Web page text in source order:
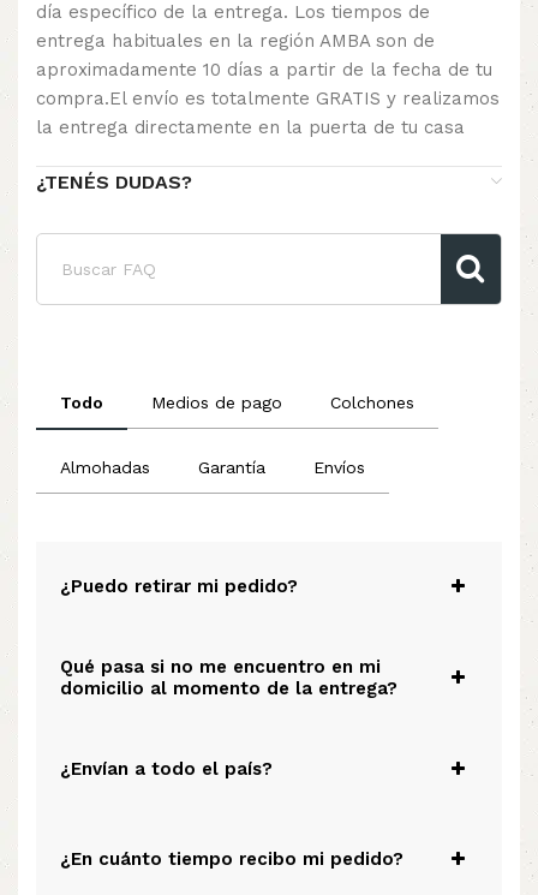
día específico de la entrega. Los tiempos de
entrega habituales en la región AMBA son de
aproximadamente 10 días a partir de la fecha de tu
compra.El envío es totalmente GRATIS y realizamos
la entrega directamente en la puerta de tu casa
¿TENÉS DUDAS?
Todo Medios de pago Colchones
Almohadas Garantía Envíos
¿Puedo retirar mi pedido?
Qué pasa si no me encuentro en mi
domicilio al momento de la entrega?
¿Envían a todo el país?
¿En cuánto tiempo recibo mi pedido?